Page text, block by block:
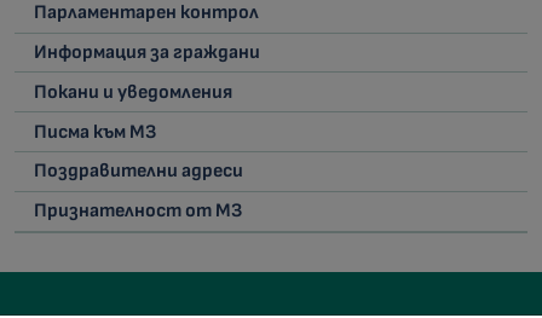
Парламентарен контрол
Информация за граждани
Покани и уведомления
Писма към МЗ
Поздравителни адреси
Признателност от МЗ